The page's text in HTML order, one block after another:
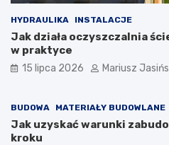
HYDRAULIKA INSTALACJE
Jak działa oczyszczalnia
w praktyce
15 lipca 2026 Mariusz
BUDOWA MATERIAŁY BUDOWLANE
Jak uzyskać warunki
kroku